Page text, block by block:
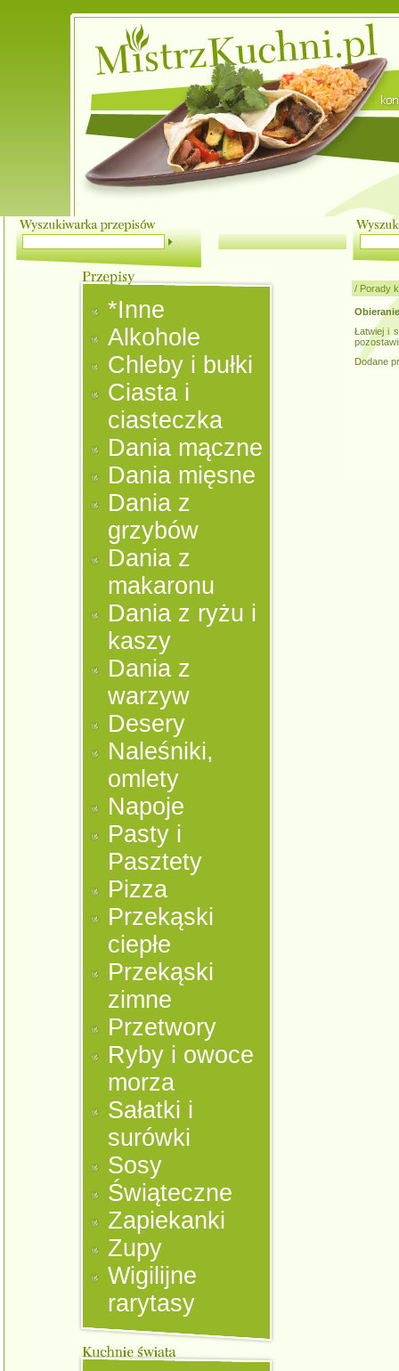
*Inne
Alkohole
Chleby i bułki
Ciasta i
ciasteczka
Dania mączne
Dania mięsne
Dania z
grzybów
Dania z
makaronu
Dania z ryżu i
kaszy
Dania z
warzyw
Desery
Naleśniki,
omlety
Napoje
Pasty i
Pasztety
Pizza
Przekąski
ciepłe
Przekąski
zimne
Przetwory
Ryby i owoce
morza
Sałatki i
surówki
Sosy
Świąteczne
Zapiekanki
Zupy
Wigilijne
rarytasy
/ Porady
Łatwiej i
Dodane